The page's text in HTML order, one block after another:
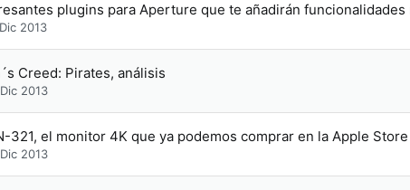
plugins para Aperture que te añadirán
2013
Creed: Pirates, análisis
2013
321, el monitor 4K que ya podemos comprar en la Apple
2013